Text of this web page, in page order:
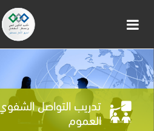
تدريب التواصل
العموم